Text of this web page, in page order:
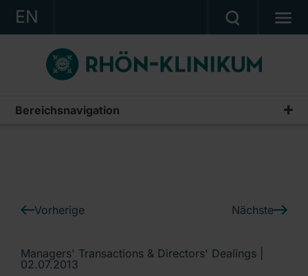
EN
KONZERN
KLINIKEN
KARRIERE
Ein Unternehmen der RHÖN-KLINIKUM AG
Bereichsnavigation
IR-News
Vorherige Nächste
Managers' Transactions & Directors' Dealings |
02.07.2013